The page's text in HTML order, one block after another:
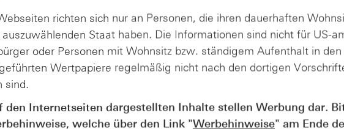
AUGUST
Der Blick ins Kleingedruckte:
richten sich nur an Personen, die ihren dauerhaften
Staat haben. Die Informationen sind nicht für US-
oder Personen mit Wohnsitz bzw. ständigem Aufenthalt in
Wertpapiere regelmäßig nicht nach den dortigen
sind.
den Internetseiten dargestellten Inhalte stellen Werbung dar.
welche über den Link "Werbehinweise" am Ende